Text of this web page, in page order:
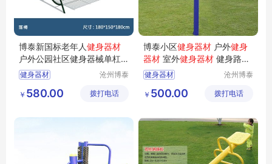
博泰新国标老年人健身器材
户外公园社区健身器械单杠
腰背按摩器
健身器材
新国标健身器材
沧州博泰
有限公司
￥ 580.00 拨打电话
博泰小区健身器材 户外健身
器材 室外健身器材 健身路径
厂家 体育器材厂家
健身器材
沧州博泰
有限公司
￥ 500.00 拨打电话